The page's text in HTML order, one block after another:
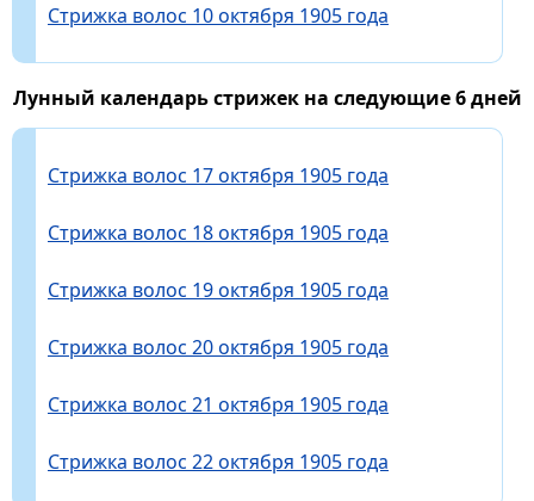
Стрижка волос 10 октября 1905 года
Лунный календарь стрижек на следующие 6 дней
Стрижка волос 17 октября 1905 года
Стрижка волос 18 октября 1905 года
Стрижка волос 19 октября 1905 года
Стрижка волос 20 октября 1905 года
Стрижка волос 21 октября 1905 года
Стрижка волос 22 октября 1905 года